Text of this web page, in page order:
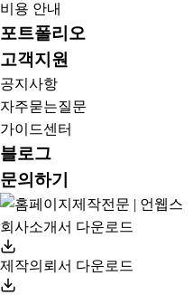
비용 안내
포트폴리오
고객지원
공지사항
자주묻는질문
가이드센터
블로그
문의하기
회사소개서 다운로드
제작의뢰서 다운로드